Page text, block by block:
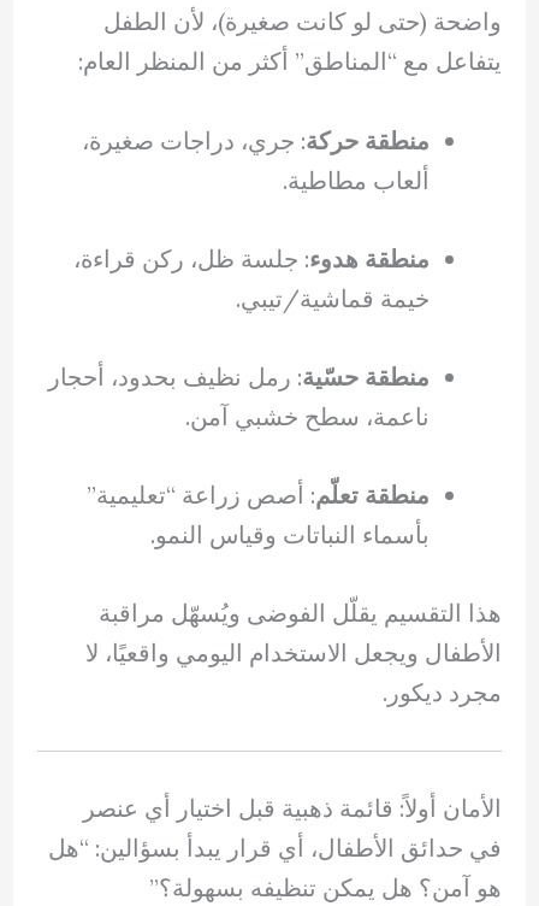
واضحة (حتى لو كانت صغيرة)، لأن الطفل
يتفاعل مع “المناطق” أكثر من المنظر العام:
منطقة حركة: جري، دراجات صغيرة،
ألعاب مطاطية.
منطقة هدوء: جلسة ظل، ركن قراءة،
خيمة قماشية/تيبي.
منطقة حسّية: رمل نظيف بحدود، أحجار
ناعمة، سطح خشبي آمن.
منطقة تعلّم: أصص زراعة “تعليمية”
بأسماء النباتات وقياس النمو.
هذا التقسيم يقلّل الفوضى ويُسهّل مراقبة
الأطفال ويجعل الاستخدام اليومي واقعيًا، لا
مجرد ديكور.
الأمان أولاً: قائمة ذهبية قبل اختيار أي عنصر
في حدائق الأطفال، أي قرار يبدأ بسؤالين: “هل
هو آمن؟ هل يمكن تنظيفه بسهولة؟”